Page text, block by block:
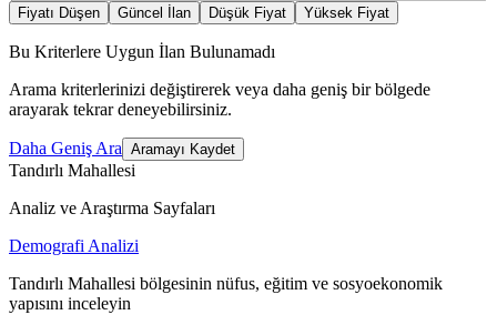
Fiyatı Düşen Güncel İlan Düşük Fiyat Yüksek Fiyat
Bu Kriterlere Uygun İlan Bulunamadı
Arama kriterlerinizi değiştirerek veya daha geniş bir bölgede
arayarak tekrar deneyebilirsiniz.
Daha Geniş Ara Aramayı Kaydet
Tandırlı Mahallesi
Analiz ve Araştırma Sayfaları
Demografi Analizi
Tandırlı Mahallesi bölgesinin nüfus, eğitim ve sosyoekonomik
yapısını inceleyin